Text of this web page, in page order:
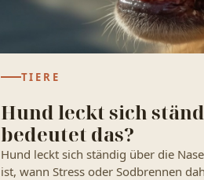
TIERE
Hund leckt sich
bedeutet das?
Hund leckt sich ständig über die
ist, wann Stress oder Sodbrennen